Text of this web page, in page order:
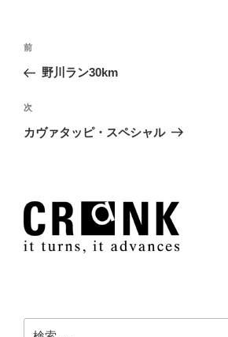
投
ナ
ビ
ゲ
ン
過
去
投
稿
前
野川ラン30km
次
の
次
カヴァタッピ・スペシャル